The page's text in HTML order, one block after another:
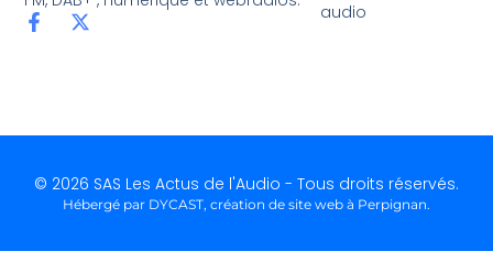
audio
© 2026 SAS Les Actus de l'Audio - Tous droits réservés.
Hébergé par DYCAST, création de site web à Perpignan.